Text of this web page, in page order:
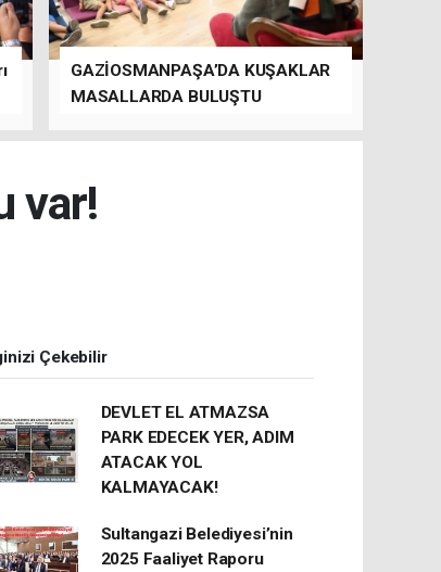
GAZİOSMANPAŞA’DA KUŞAKLAR
MASALLARDA BULUŞTU
var!
Çekebilir
DEVLET EL ATMAZSA
PARK EDECEK YER, ADIM
ATACAK YOL
KALMAYACAK!
Sultangazi Belediyesi’nin
2025 Faaliyet Raporu